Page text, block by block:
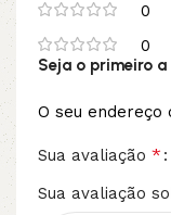
0
0
Seja o primeiro
O seu endereço
Sua avaliação *
Sua avaliação